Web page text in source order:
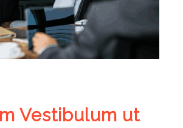
Vestibulum ut